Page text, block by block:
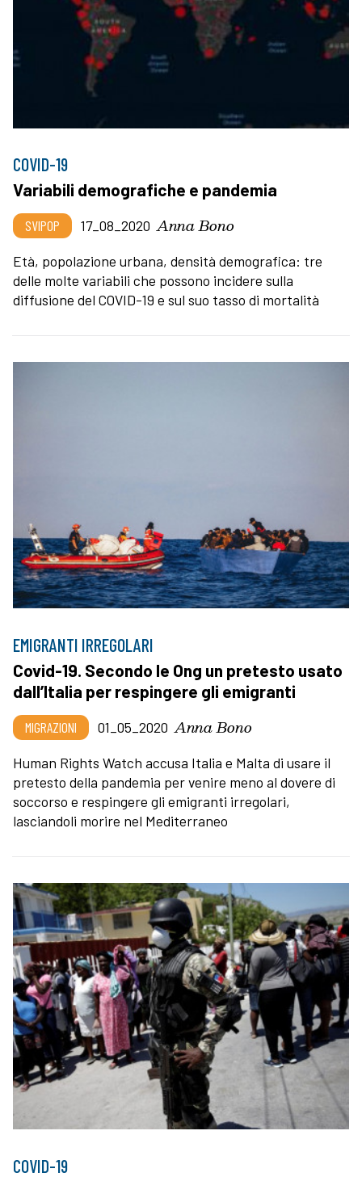
COVID-19
Variabili demografiche e pandemia
SVIPOP 17_08_2020 Anna Bono
Età, popolazione urbana, densità demografica: tre
delle molte variabili che possono incidere sulla
diffusione del COVID-19 e sul suo tasso di mortalità
EMIGRANTI IRREGOLARI
Covid-19. Secondo le Ong un pretesto usato
dall’Italia per respingere gli emigranti
MIGRAZIONI 01_05_2020 Anna Bono
Human Rights Watch accusa Italia e Malta di usare il
pretesto della pandemia per venire meno al dovere di
soccorso e respingere gli emigranti irregolari,
lasciandoli morire nel Mediterraneo
COVID-19